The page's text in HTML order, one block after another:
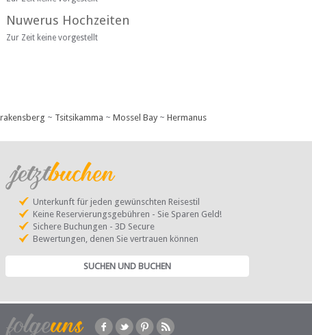
Nuwerus Hochzeiten
Zur Zeit keine vorgestellt
~ Tsitsikamma ~ Mossel Bay~ Hermanus
Unterkunft für jeden gewünschten Reisestil
Keine Reservierungsgebühren - Sie Sparen Geld!
Sichere Buchungen - 3D Secure
Bewertungen, denen Sie vertrauen können
SUCHEN UND BUCHEN